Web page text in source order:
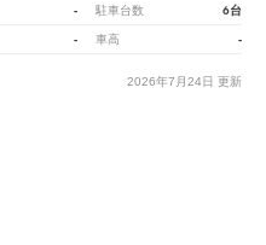
- 駐車台数 6台
- 車高 -
2026年7月24日 更新